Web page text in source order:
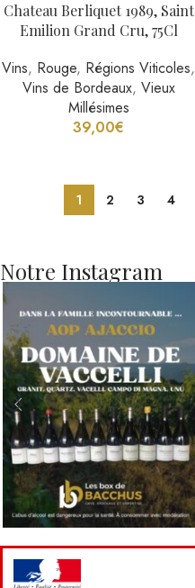
Chateau Berliquet 1989, Saint
Emilion Grand Cru, 75Cl
Vins, Rouge, Régions Viticoles,
Vins de Bordeaux, Vieux
Millésimes
39,00€
1 2 3 4
Notre Instagram